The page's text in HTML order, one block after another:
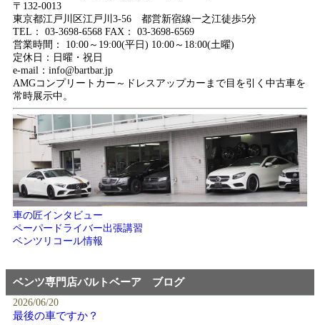
〒132-0013
東京都江戸川区江戸川3-56 都営新宿線一之江徒歩5分
TEL： 03-3698-6568 FAX： 03-3698-6569
営業時間： 10:00～19:00(平日) 10:00～18:00(土曜)
定休日：日曜・祝日
e-mail：info@bartbar.jp
AMGコンプリートカー～ドレスアップカーまで目を引く中古車を
常時展示中。
車の匠インタビュー
ペーパードライバー出張講習
ベンツリコール情報
ベンツ専門店バルトベーア ブログ
2026/06/20
最後の車ですか？